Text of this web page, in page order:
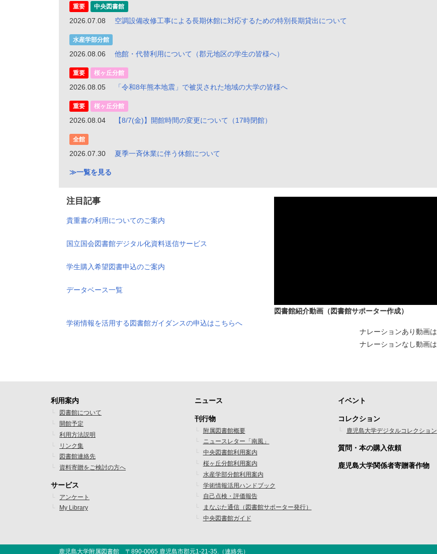
重要 中央図書館
2026.07.08 空調設備改修工事による長期休館に対応するための特別長期貸出について
水産学部分館
2026.08.06 他館・代替利用について（郡元地区の学生の皆様へ）
重要 桜ヶ丘分館
2026.08.05 「令和8年熊本地震」で被災された地域の大学の皆様へ
重要 桜ヶ丘分館
2026.08.04 【8/7(金)】開館時間の変更について（17時閉館）
全館
2026.07.30 夏季一斉休業に伴う休館について
一覧を見る
注目記事
貴重書の利用についてのご案内
国立国会図書館デジタル化資料送信サービス
学生購入希望図書申込のご案内
データベース一覧
学術情報を活用する図書館ガイダンスの申込はこちらへ
図書館紹介動画（図書館サポーター作成）
ナレーションあり動画は
ナレーションなし動画は
フ
ッ
タ
ー
メ
ニ
ュ
1
利用案内
図書館について
開館予定
利用方法説明
リンク集
図書館連絡先
資料寄贈をご検討の方へ
サービス
アンケート
My Library
フ
ッ
タ
ー
メ
ニ
ュ
2
ニュース
刊行物
附属図書館概要
ニュースレター「南風」
中央図書館利用案内
桜ヶ丘分館利用案内
水産学部分館利用案内
学術情報活用ハンドブック
自己点検・評価報告
まなぶた通信（図書館サポーター発行）
中央図書館ガイド
フ
ッ
タ
ー
3
イベント
コレクション
鹿児島大学デジタルコレクション
質問・本の購入依頼
鹿児島大学関係者寄贈著作物
鹿児島大学附属図書館 〒890-0065 鹿児島市郡元1-21-35.（連絡先）